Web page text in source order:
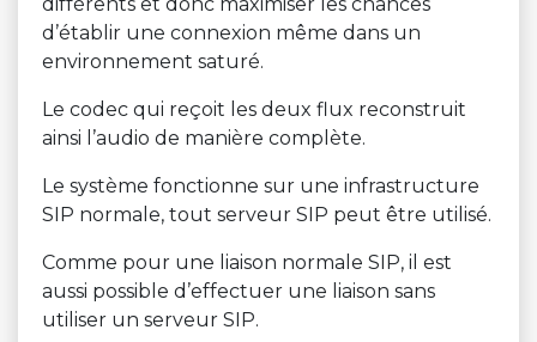
d’établir une connexion même dans un
environnement saturé.
Le codec qui reçoit les deux flux reconstruit
ainsi l’audio de manière complète.
Le système fonctionne sur une infrastructure
SIP normale, tout serveur SIP peut être utilisé.
Comme pour une liaison normale SIP, il est
aussi possible d’effectuer une liaison sans
utiliser un serveur SIP.